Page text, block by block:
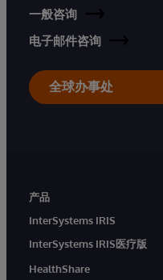
一般咨询
电子邮件咨询
全球办事处
产品
InterSystems IRIS
InterSystems IRIS医疗版
HealthShare